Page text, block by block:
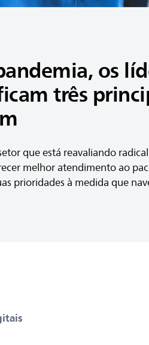
os
três
que está reavaliando
melhor atendimento ao
prioridades à medida que